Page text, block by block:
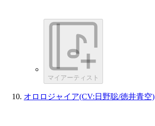
マイアーティスト
オロロジャイア(CV:日野聡/徳井青空)